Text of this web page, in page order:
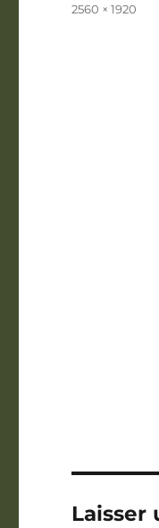
Taille
2560 × 1920
Laisser